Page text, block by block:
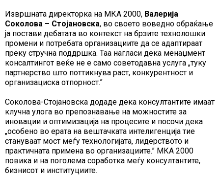
Извршната директорка на МКА 2000, Валерија
Соколова – Стојановска, во своето воведно обраќање
ја постави дебатата во контекст на брзите технолошки
промени и потребата организациите да се адаптираат
преку стручна поддршка. Таа нагласи дека менаџмент
консалтингот веќе не е само советодавна услуга „туку
партнерство што поттикнува раст, конкурентност и
организациска отпорност.”
Соколова-Стојановска додаде дека консултантите имаат
клучна улога во препознавање на можностите за
иновации и оптимизација на процесите и посочи дека
„особено во ерата на вештачката интелигенција тие
стануваат мост меѓу технологијата, лидерството и
практичната примена во организациите.” МКА 2000
повика и на поголема соработка меѓу консултантите,
бизнисот и институциите.